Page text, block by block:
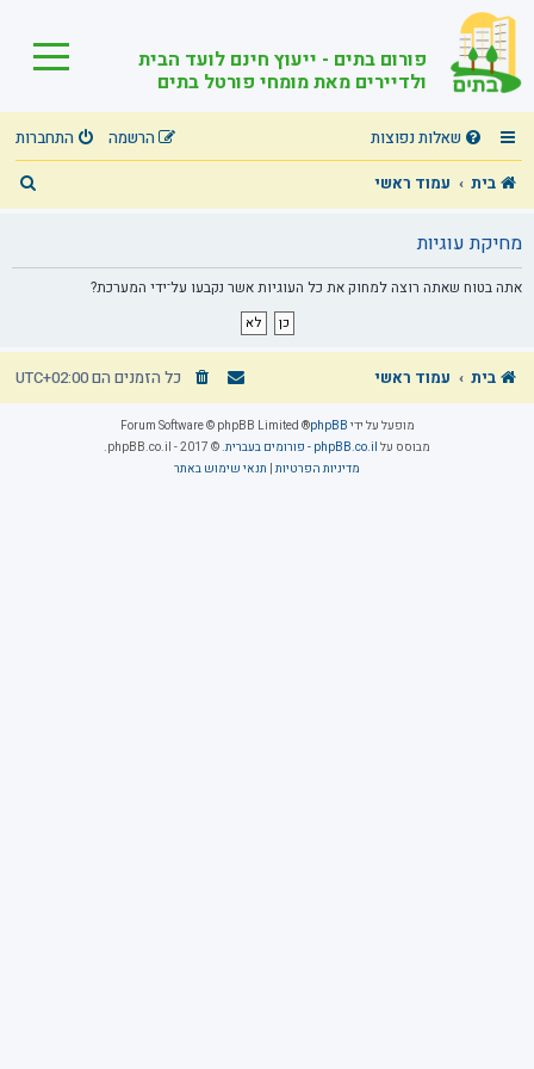
פורום בתים - ייעוץ חינם לועד הבית
ולדיירים מאת מומחי פורטל בתים
שאלות נפוצות התחברות
הרשמה
בית
עמוד ראשי
י
מחיקת עוגיות
אתה בטוח שאתה רוצה למחוק את כל העוגיות אשר נקבעו על־ידי המערכת?
בית עמוד ראשי כל הזמנים הםUTC+02:00
מופעל על ידי phpBB
® Forum Software © phpBB Limited
מבוסס על phpBB.co.il - פורומים בעברית
. © 2017 - phpBB.co.il.
מדיניות הפרטיות תנאי שימוש באתר